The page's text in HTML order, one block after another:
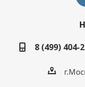
8 (499) 404-